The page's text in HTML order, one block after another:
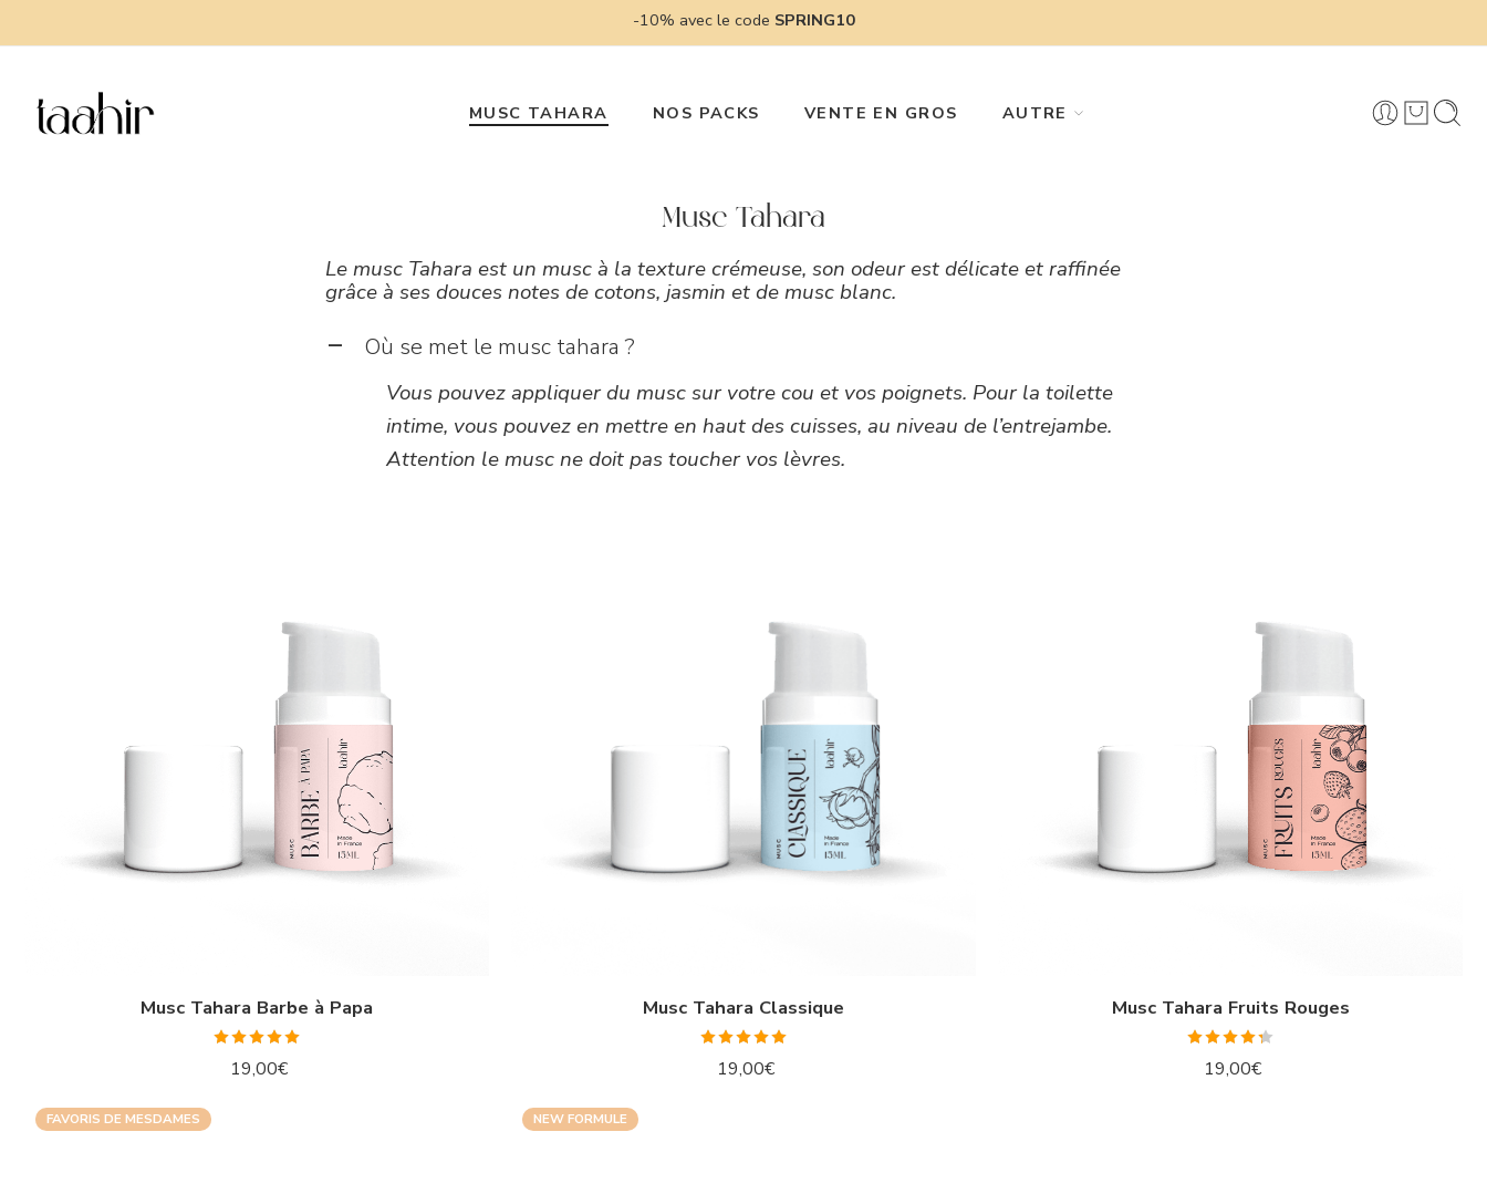
-10% avec le code SPRING10
MUSC TAHARA NOS PACKS VENTE EN GROS AUTRE
Musc Tahara
Le musc Tahara est un musc à la texture crémeuse, son odeur est délicate et raffinée
grâce à ses douces notes de cotons, jasmin et de musc blanc.
A Où se met le musc tahara ?
Vous pouvez appliquer du musc sur votre cou et vos poignets. Pour la toilette
intime, vous pouvez en mettre en haut des cuisses, au niveau de l’entrejambe.
Attention le musc ne doit pas toucher vos lèvres.
Musc Tahara Barbe à Papa
Note5.00
19,00€
Musc Tahara Classique
Note4.93
19,00€
Musc Tahara Fruits Rouges
Note 4.29
19,00€
FAVORIS DE MESDAMES NEW FORMULE